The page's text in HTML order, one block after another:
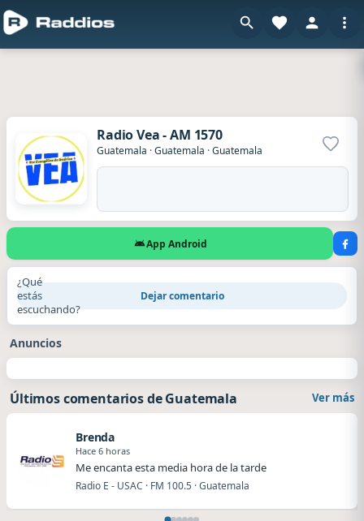
Radio Vea - AM 1570
Guatemala ·Guatemala ·Guatemala
App Android
¿Qué
estás
escuchando?
Dejar comentario
Anuncios
Últimos comentarios de Guatemala Ver más
Brenda
Hace 6 horas
Me encanta esta media hora de la tarde
Radio E - USAC · FM 100.5 · Guatemala